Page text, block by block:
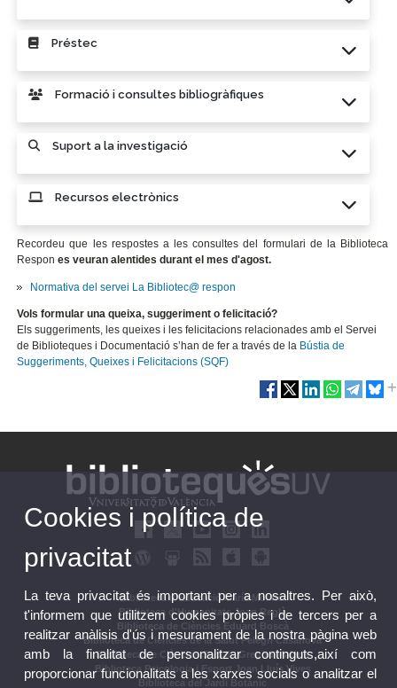
Préstec
Formació i consultes bibliogràfiques
Suport a la investigació
Recursos electrònics
Recordeu que les respostes a les consultes del formulari de la Biblioteca
Respon es veuran alentides durant el mes d'agost.
Normativa del servei La Bibliotec@ respon
Vols formular una queixa, suggeriment o felicitació?
Els suggeriments, les queixes i les felicitacions relacionades amb el Servei
de Biblioteques i Documentació s’han de fer a través de la Bústia de
Suggeriments, Queixes i Felicitacions (SQF)
Biblioteca d'Educació María Moliner
Biblioteca d'Humanitats Joan Reglà
Biblioteca de Ciències Eduard Boscà
Biblioteca de Ciències de la Salut Pelegrí Casanova
Biblioteca de Ciències Socials Gregori Maians
Biblioteca Psicologia i Esport Joan Lluís Vives
Biblioteca del Jardí Botànic
Cookies i política de
privacitat
La teva privacitat és important per a nosaltres. Per això,
t'informem que utilitzem cookies pròpies i de tercers per a
realitzar anàlisis d'ús i mesurament de la nostra pàgina web
amb la finalitat de personalitzar continguts,així com
proporcionar funcionalitats a les xarxes socials o analitzar el